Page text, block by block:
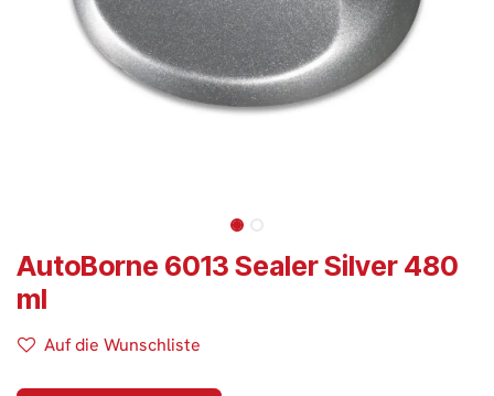
AutoBorne 6013 Sealer Silver 480
ml
Auf die Wunschliste